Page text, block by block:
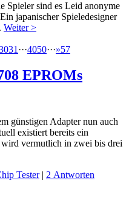
Spieler sind es Leid anonyme
japanischer Spieledesigner
Weiter >
31 ···4050···»57
EPROMs
günstigen Adapter nun auch
existiert bereits ein
vermutlich in zwei bis drei
Tester | 2 Antworten